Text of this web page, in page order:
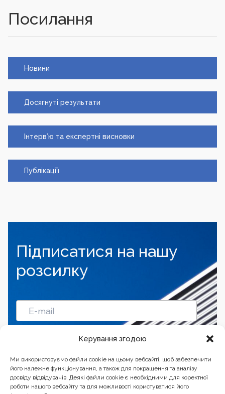
Керування згодою
Ми використовуємо файли cookie на цьому вебсайті, щоб забезпечити
його належне функціонування, а також для покращення та аналізу
досвіду відвідувачів. Деякі файли cookie є необхідними для коректної
роботи нашого вебсайту та для можливості користуватися його
Посилання
Новини
Досягнуті результати
Інтерв’ю та експертні висновки
Публікаціїї
Підписатися на нашу
розсилку
Підписатись